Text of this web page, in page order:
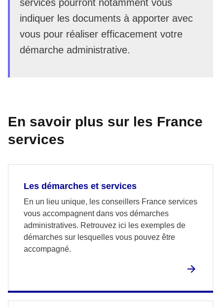
services pourront notamment vous
indiquer les documents à apporter avec
vous pour réaliser efficacement votre
démarche administrative.
En savoir plus sur les France
services
Les démarches et services
En un lieu unique, les conseillers France services
vous accompagnent dans vos démarches
administratives. Retrouvez ici les exemples de
démarches sur lesquelles vous pouvez être
accompagné.